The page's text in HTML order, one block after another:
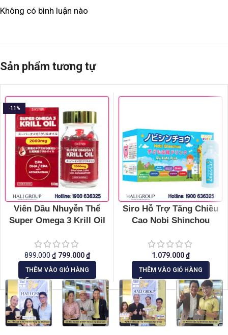
Không có bình luận nào
Sản phẩm tương tự
-11%
Viên Dầu Nhuyễn Thể
Super Omega 3 Krill Oil
899.000₫ 799.000₫
THÊM VÀO GIỎ HÀNG
Siro Hỗ Trợ Tăng Chiều
Cao Nobi Shinchou
ống x 10ml)
1.079.000₫
THÊM VÀO GIỎ HÀNG